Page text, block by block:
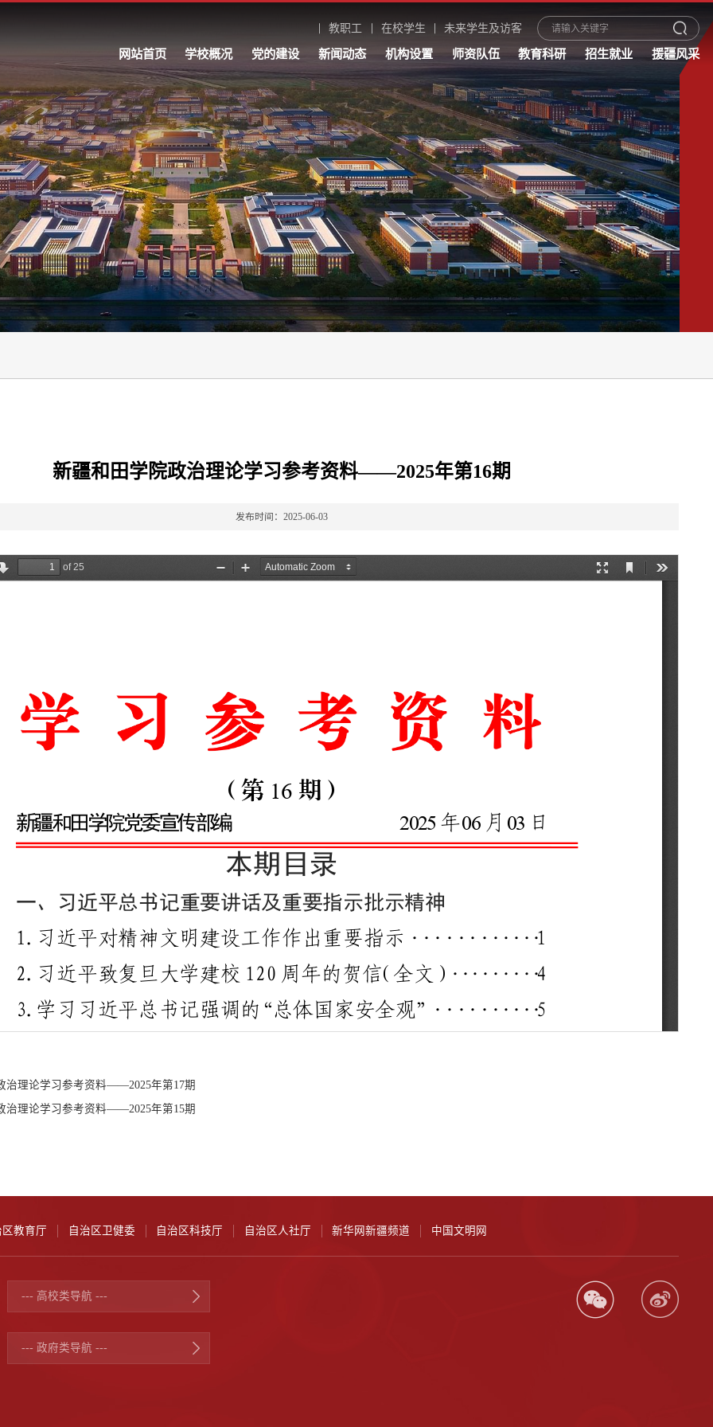
教职工 在校学生 未来学生及访客
网站首页 学校概况 党的建设 新闻动态 机构设置 师资队伍 教育科研 招生就业 援疆风采
新疆和田学院政治理论学习参考资料——2025年第16期
发布时间：2025-06-03
治理论学习参考资料——2025年第17期
治理论学习参考资料——2025年第15期
区教育厅 自治区卫健委 自治区科技厅 自治区人社厅 新华网新疆频道 中国文明网
--- 高校类导航 ---
--- 政府类导航 ---